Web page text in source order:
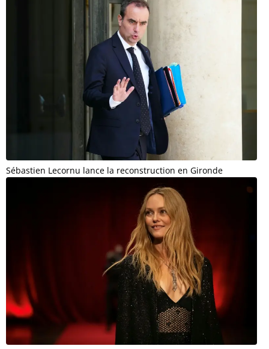
Sébastien Lecornu lance la reconstruction en Gironde